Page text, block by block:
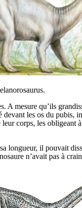
A mesure qu’ils
devant les os du pubis,
corps, les obligeant
longueur, il pouvait
n’avait pas à